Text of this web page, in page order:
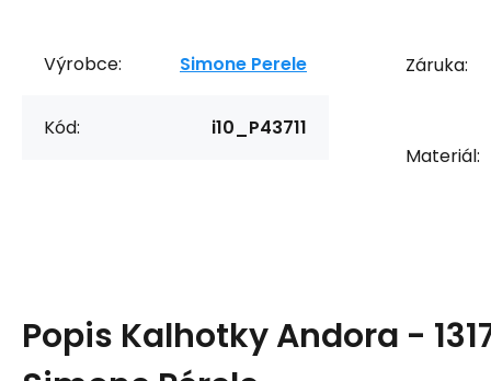
Výrobce: Simone Perele
Kód: i10_P43711
Záruka:
Materiál:
Popis Kalhotky Andora -